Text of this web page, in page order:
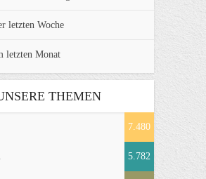
letzten Woche
letzten Monat
THEMEN
7.480
5.782